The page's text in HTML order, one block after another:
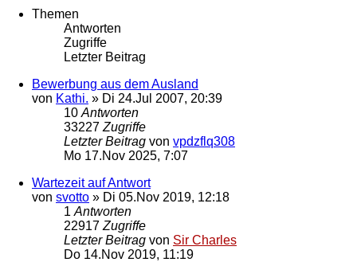
Themen
Antworten
Zugriffe
Letzter Beitrag
Bewerbung aus dem Ausland
von Kathi. » Di 24.Jul 2007, 20:39
10 Antworten
33227 Zugriffe
Letzter Beitrag von vpdzflq308
Mo 17.Nov 2025, 7:07
Wartezeit auf Antwort
von svotto » Di 05.Nov 2019, 12:18
1 Antworten
22917 Zugriffe
Letzter Beitrag von Sir Charles
Do 14.Nov 2019, 11:19